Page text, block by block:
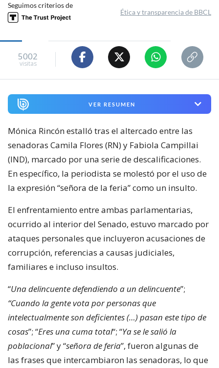
Seguimos criterios de
Ética y transparencia de BBCL
5002
visitas
VER RESUMEN
Mónica Rincón estalló tras el altercado entre las
senadoras Camila Flores (RN) y Fabiola Campillai
(IND), marcado por una serie de descalificaciones.
En específico, la periodista se molestó por el uso de
la expresión “señora de la feria” como un insulto.
El enfrentamiento entre ambas parlamentarias,
ocurrido al interior del Senado, estuvo marcado por
ataques personales que incluyeron acusaciones de
corrupción, referencias a causas judiciales,
familiares e incluso insultos.
“Una delincuente defendiendo a un delincuente”;
“Cuando la gente vota por personas que
intelectualmente son deficientes (…) pasan este tipo de
cosas”; “Eres una cuma total“; “Ya se le salió la
poblacional” y “señora de feria”, fueron algunas de
las frases que intercambiaron las senadoras, lo que